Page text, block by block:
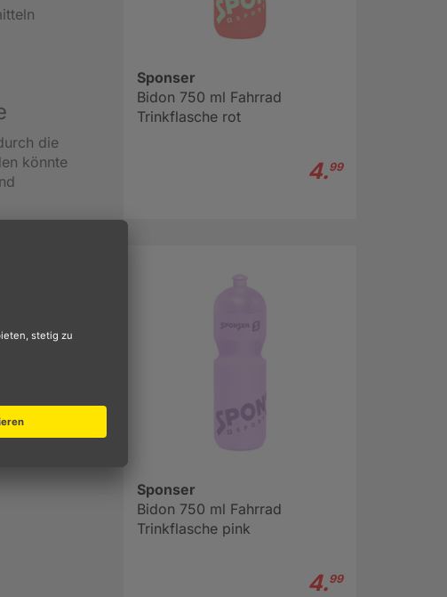
die
könnte
dass
für
bei der
Sponser
Bidon 750 ml Fahrrad
Trinkflasche rot
4.99
Sponser
Bidon 750 ml Fahrrad
Trinkflasche pink
4.99